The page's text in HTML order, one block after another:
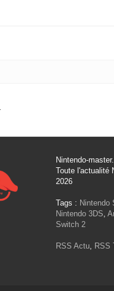
Nintendo-
Toute l'actualité
2026
Tags : Nintendo
Nintendo 3DS
Switch 2
RSS Actu, RSS